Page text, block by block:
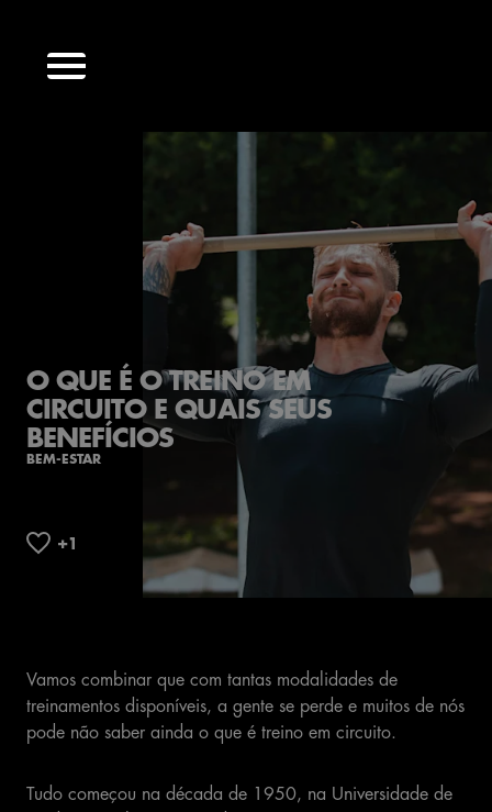
O QUE É O TREINO EM
CIRCUITO E QUAIS SEUS
BENEFÍCIOS
BEM-ESTAR
Vamos combinar que com tantas modalidades de
treinamentos disponíveis, a gente se perde e muitos de nós
pode não saber ainda o que é treino em circuito.
Tudo começou na década de 1950, na Universidade de